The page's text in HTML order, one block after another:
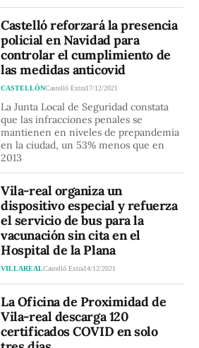
Castelló reforzará la presencia
policial en Navidad para
controlar el cumplimiento de
las medidas anticovid
CASTELLÓNCastelló Extra17/12/2021
La Junta Local de Seguridad constata
que las infracciones penales se
mantienen en niveles de prepandemia
en la ciudad, un 53% menos que en
2013
Vila-real organiza un
dispositivo especial y refuerza
el servicio de bus para la
vacunación sin cita en el
Hospital de la Plana
VILLAREALCastelló Extra14/12/2021
La Oficina de Proximidad de
Vila-real descarga 120
certificados COVID en solo